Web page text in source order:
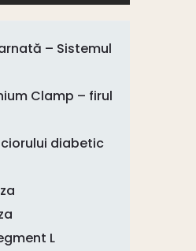
– Sistemul
Clamp – firul
diabetic
L